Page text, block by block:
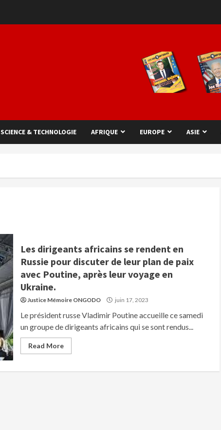
SCIENCE & TECHNOLOGIE AFRIQUE EUROPE ASIE
Les dirigeants africains se rendent en
Russie pour discuter de leur plan de paix
avec Poutine, après leur voyage en
Ukraine.
Justice Mémoire ONGODO juin 17, 2023
Le président russe Vladimir Poutine accueille ce samedi
un groupe de dirigeants africains qui se sont rendus...
Read More